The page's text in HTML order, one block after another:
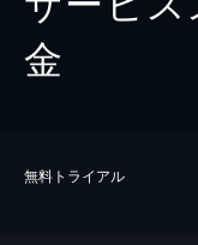
金
無料トライアル